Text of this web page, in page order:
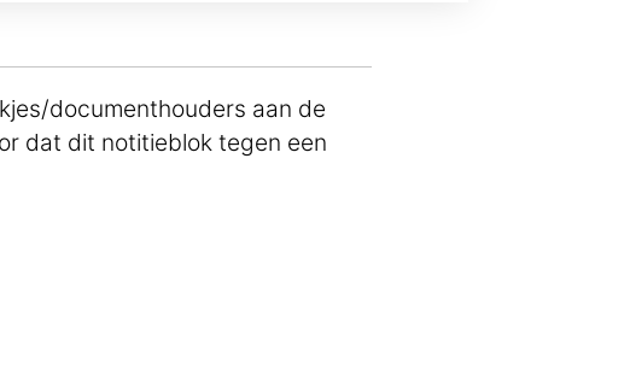
documenthouders aan de
dat dit notitieblok tegen een